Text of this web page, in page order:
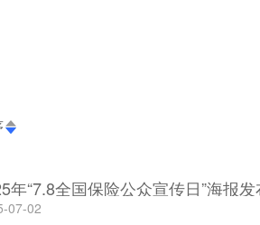
年“7.8全国保险公众宣传日”海报
07-02